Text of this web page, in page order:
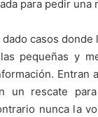
para pedir una
dado casos
pequeñas y
Entran
un rescate
nunca la